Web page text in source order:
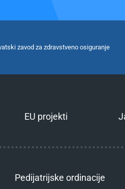
zavod za zdravstveno osiguranje
EU projekti
Pedijatrijske ordinacije